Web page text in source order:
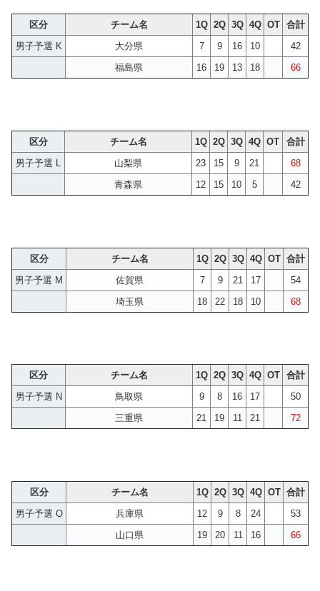
区分 チーム名 1Q 2Q 3Q 4Q OT
合計
男子予選 K
大分県 7 9 16 10
42
福島県
16 19 13 18 66
区分 チーム名 1Q 2Q 3Q 4Q OT
合計
男子予選 L
山梨県 23 15 9 21
68
青森県
12 15 10 5 42
区分 チーム名 1Q 2Q 3Q 4Q OT 合計
男子予選 M
佐賀県 7 9 21 17
54
埼玉県
18 22 18 10 68
区分 チーム名 1Q 2Q 3Q 4Q OT
合計
男子予選 N
鳥取県 9 8 16 17
50
三重県
21 19 11 21 72
区分 チーム名 1Q 2Q 3Q 4Q OT 合計
男子予選 O
兵庫県 12 9 8 24
53
山口県
19 20 11 16 66